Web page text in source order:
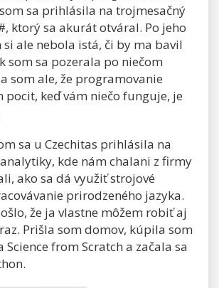
sa prihlásila na trojmesačný
ktorý sa akurát otváral. Po jeho
si ale nebola istá, či by ma bavil
som sa pozerala po niečom
som ale, že programovanie
pocit, keď vám niečo funguje, je
sa u Czechitas prihlásila na
kde nám chalani z firmy
ako sa dá využiť strojové
prirodzeného jazyka.
že ja vlastne môžem robiť aj
Prišla som domov, kúpila som
Science from Scratch a začala sa